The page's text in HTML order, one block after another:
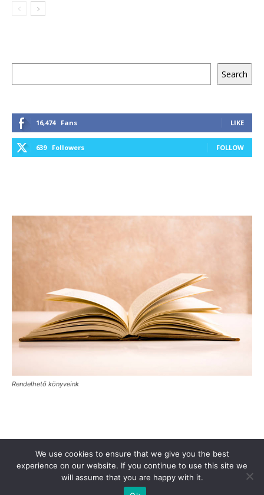
Search
16,474 Fans LIKE
639 Followers FOLLOW
Rendelhető könyveink
Támogasd a Türkinfót! Kiadványaink
Médiaajánlat
Impresszum
Adatkezelési Tájékoztató ÁSZF
Alapítvány
Rólunk
Kapcsolat
We use cookies to ensure that we give you the best
experience on our website. If you continue to use this site we
will assume that you are happy with it.